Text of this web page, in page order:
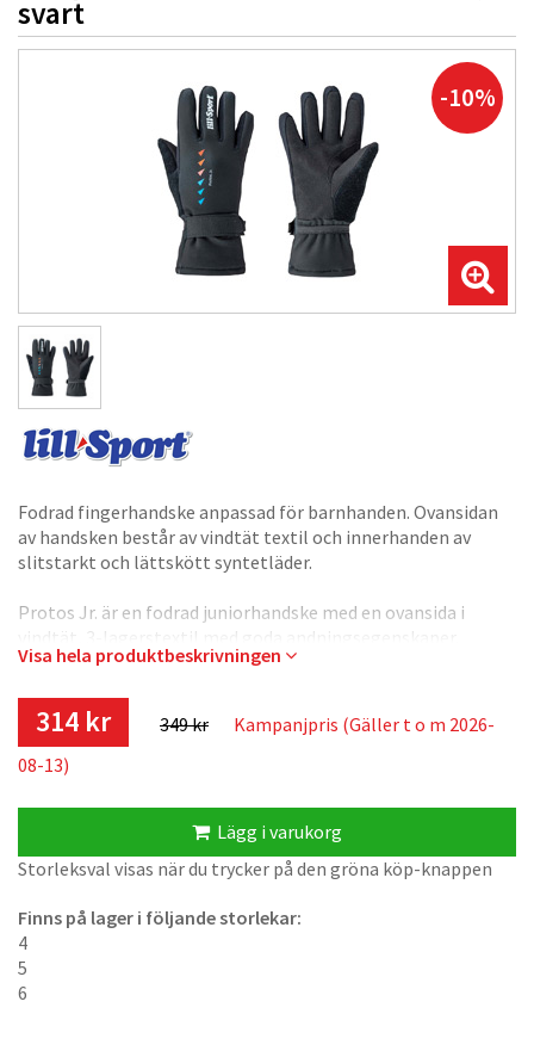
svart
-10%
Fodrad fingerhandske anpassad för barnhanden. Ovansidan
av handsken består av vindtät textil och innerhanden av
slitstarkt och lättskött syntetläder.
Protos Jr. är en fodrad juniorhandske med en ovansida i
vindtät, 3-lagerstextil med goda andningsegenskaper.
lnnerhanden består av slitstarkt syntetläder. Handsken har
när det är kallt ute. Speciellt utvecklad för att passa barnens
mindre och bredare händer under längdskidåkning.
Svart
Storlek:
Material:
Syntet
Visa hela produktbeskrivningen
314 kr 349 kr
Kampanjpris (Gäller t o m 2026-
08-13)
Lägg i varukorg
Storleksval visas när du trycker på den gröna köp-knappen
Finns på lager i följande storlekar:
4
5
6